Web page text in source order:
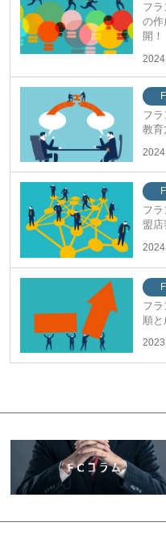
フ
の作
開！
フ
教育
フ
盟
フ
順